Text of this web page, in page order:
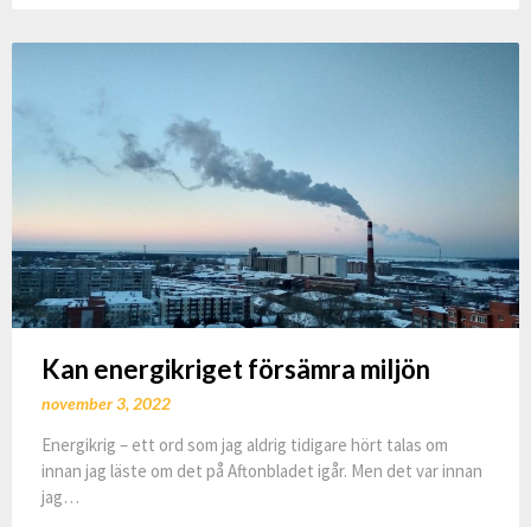
Kan energikriget försämra miljön
november 3, 2022
Energikrig – ett ord som jag aldrig tidigare hört talas om
innan jag läste om det på Aftonbladet igår. Men det var innan
jag…